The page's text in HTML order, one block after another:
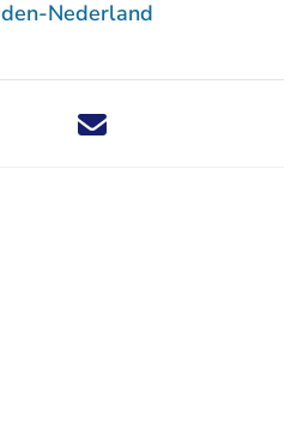
Nederland
Deel dit nieuwsbericht via X -
Deel dit nieuwsbericht via
Deel dit nieuwsbericht
Deel dit